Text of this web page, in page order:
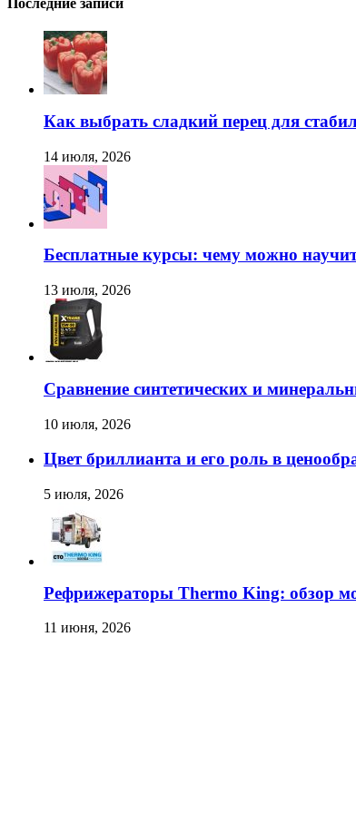
Последние записи
Как выбрать сладкий перец для
14 июля, 2026
Бесплатные курсы: чему можно
13 июля, 2026
Сравнение синтетических и
10 июля, 2026
Цвет бриллианта и его роль в
5 июля, 2026
Рефрижераторы Thermo King: обзор
11 июня, 2026